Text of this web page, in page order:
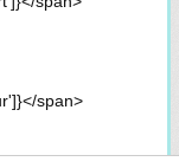
span>